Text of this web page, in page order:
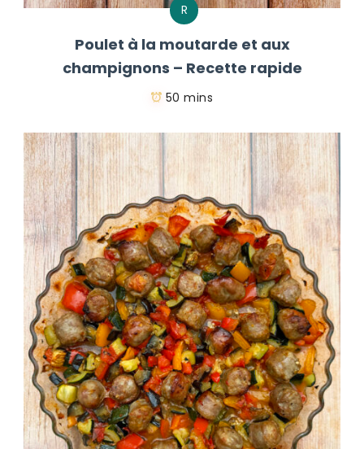
R
Poulet à la moutarde et aux
champignons – Recette rapide
50 mins